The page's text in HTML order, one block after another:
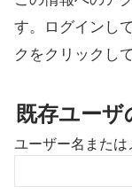
す。ログインし
クをクリックし
既存ユー
ユーザー名または